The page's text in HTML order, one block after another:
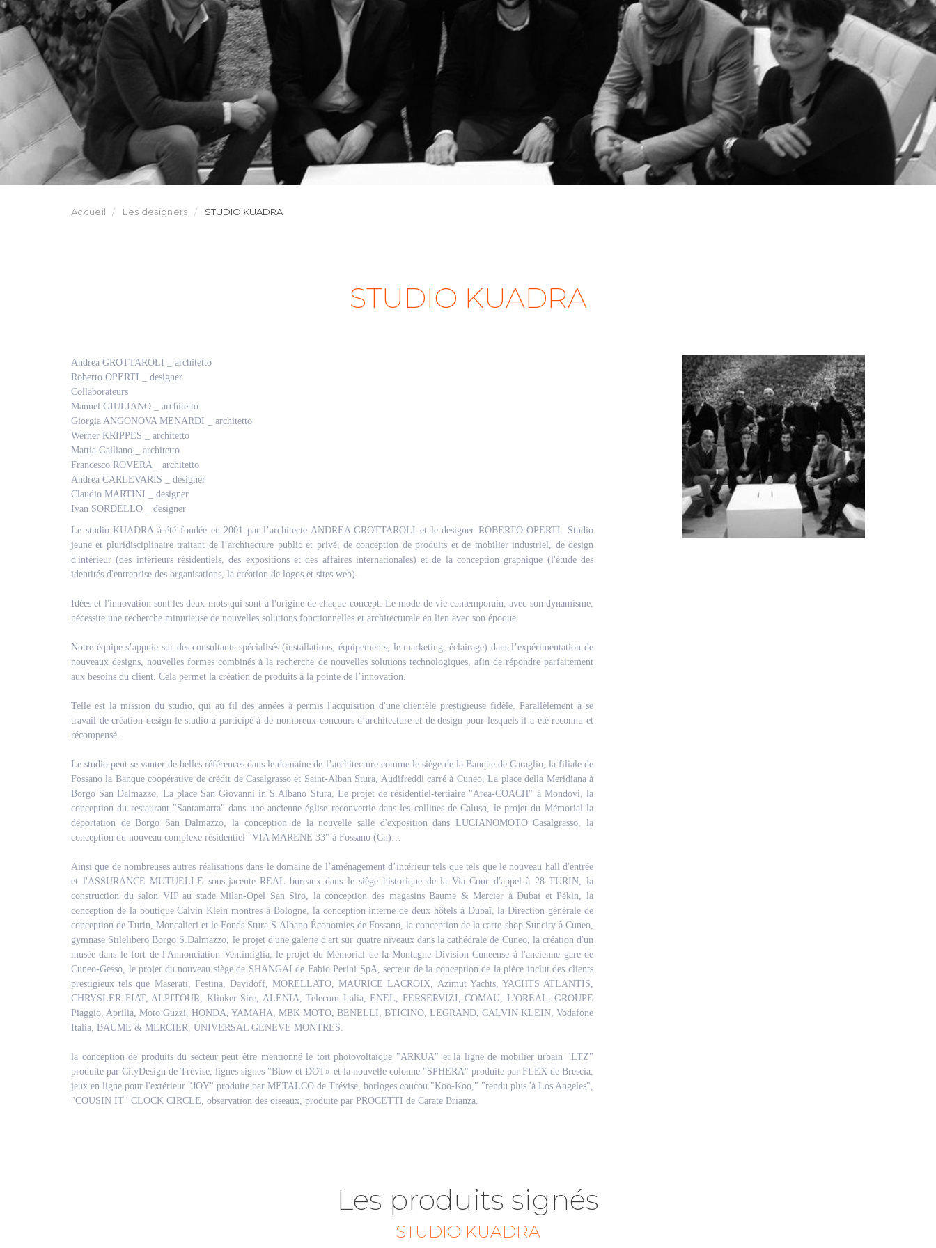
Accueil Les designers STUDIO KUADRA
STUDIO KUADRA
Andrea GROTTAROLI _ architetto
Roberto OPERTI _ designer
Collaborateurs
Manuel GIULIANO _ architetto
Giorgia ANGONOVA MENARDI _ architetto
Werner KRIPPES _ architetto
Mattia Galliano _ architetto
Francesco ROVERA _ architetto
Andrea CARLEVARIS _ designer
Claudio MARTINI _ designer
Ivan SORDELLO _ designer
Le studio KUADRA à été fondée en 2001 par l’architecte ANDREA GROTTAROLI et le designer ROBERTO OPERTI. Studio
jeune et pluridisciplinaire traitant de l’architecture public et privé, de conception de produits et de mobilier industriel, de design
d'intérieur (des intérieurs résidentiels, des expositions et des affaires internationales) et de la conception graphique (l'étude des
identités d'entreprise des organisations, la création de logos et sites web).
Idées et l'innovation sont les deux mots qui sont à l'origine de chaque concept. Le mode de vie contemporain, avec son dynamisme,
nécessite une recherche minutieuse de nouvelles solutions fonctionnelles et architecturale en lien avec son époque.
Notre équipe s’appuie sur des consultants spécialisés (installations, équipements, le marketing, éclairage) dans l’expérimentation de
nouveaux designs, nouvelles formes combinés à la recherche de nouvelles solutions technologiques, afin de répondre parfaitement
aux besoins du client. Cela permet la création de produits à la pointe de l’innovation.
Telle est la mission du studio, qui au fil des années à permis l'acquisition d'une clientèle prestigieuse fidèle. Parallèlement à se
travail de création design le studio à participé à de nombreux concours d’architecture et de design pour lesquels il a été reconnu et
récompensé.
Le studio peut se vanter de belles références dans le domaine de l’architecture comme le siège de la Banque de Caraglio, la filiale de
Fossano la Banque coopérative de crédit de Casalgrasso et Saint-Alban Stura, Audifreddi carré à Cuneo, La place della Meridiana à
Borgo San Dalmazzo, La place San Giovanni in S.Albano Stura, Le projet de résidentiel-tertiaire "Area-COACH" à Mondovi, la
conception du restaurant "Santamarta" dans une ancienne église reconvertie dans les collines de Caluso, le projet du Mémorial la
déportation de Borgo San Dalmazzo, la conception de la nouvelle salle d'exposition dans LUCIANOMOTO Casalgrasso, la
conception du nouveau complexe résidentiel "VIA MARENE 33" à Fossano (Cn)…
Ainsi que de nombreuses autres réalisations dans le domaine de l’aménagement d’intérieur tels que tels que le nouveau hall d'entrée
et l'ASSURANCE MUTUELLE sous-jacente REAL bureaux dans le siège historique de la Via Cour d'appel à 28 TURIN, la
construction du salon VIP au stade Milan-Opel San Siro, la conception des magasins Baume & Mercier à Dubaï et Pékin, la
conception de la boutique Calvin Klein montres à Bologne, la conception interne de deux hôtels à Dubaï, la Direction générale de
conception de Turin, Moncalieri et le Fonds Stura S.Albano Économies de Fossano, la conception de la carte-shop Suncity à Cuneo,
gymnase Stilelibero Borgo S.Dalmazzo, le projet d'une galerie d'art sur quatre niveaux dans la cathédrale de Cuneo, la création d'un
musée dans le fort de l'Annonciation Ventimiglia, le projet du Mémorial de la Montagne Division Cuneense à l'ancienne gare de
Cuneo-Gesso, le projet du nouveau siège de SHANGAI de Fabio Perini SpA, secteur de la conception de la pièce inclut des clients
prestigieux tels que Maserati, Festina, Davidoff, MORELLATO, MAURICE LACROIX, Azimut Yachts, YACHTS ATLANTIS,
CHRYSLER FIAT, ALPITOUR, Klinker Sire, ALENIA, Telecom Italia, ENEL, FERSERVIZI, COMAU, L'OREAL, GROUPE
Piaggio, Aprilia, Moto Guzzi, HONDA, YAMAHA, MBK MOTO, BENELLI, BTICINO, LEGRAND, CALVIN KLEIN, Vodafone
Italia, BAUME & MERCIER, UNIVERSAL GENEVE MONTRES.
la conception de produits du secteur peut être mentionné le toit photovoltaïque "ARKUA" et la ligne de mobilier urbain "LTZ"
produite par CityDesign de Trévise, lignes signes "Blow et DOT» et la nouvelle colonne "SPHERA" produite par FLEX de Brescia,
jeux en ligne pour l'extérieur "JOY" produite par METALCO de Trévise, horloges coucou "Koo-Koo," "rendu plus 'à Los Angeles",
"COUSIN IT" CLOCK CIRCLE, observation des oiseaux, produite par PROCETTI de Carate Brianza.
Les produits signés
STUDIO KUADRA